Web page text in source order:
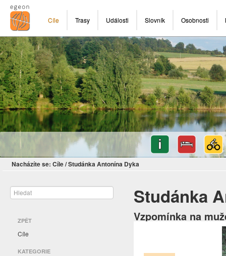
Cíle Trasy Události Slovník Osobnosti
Nacházíte se: Cíle/Studánka Antonína Dyka
ZPĚT
Cíle
KATEGORIE
Studánka
Vzpomínka na